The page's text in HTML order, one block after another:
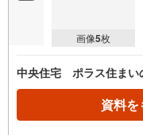
画像5枚
中央住宅 ポラス住ま
資料を